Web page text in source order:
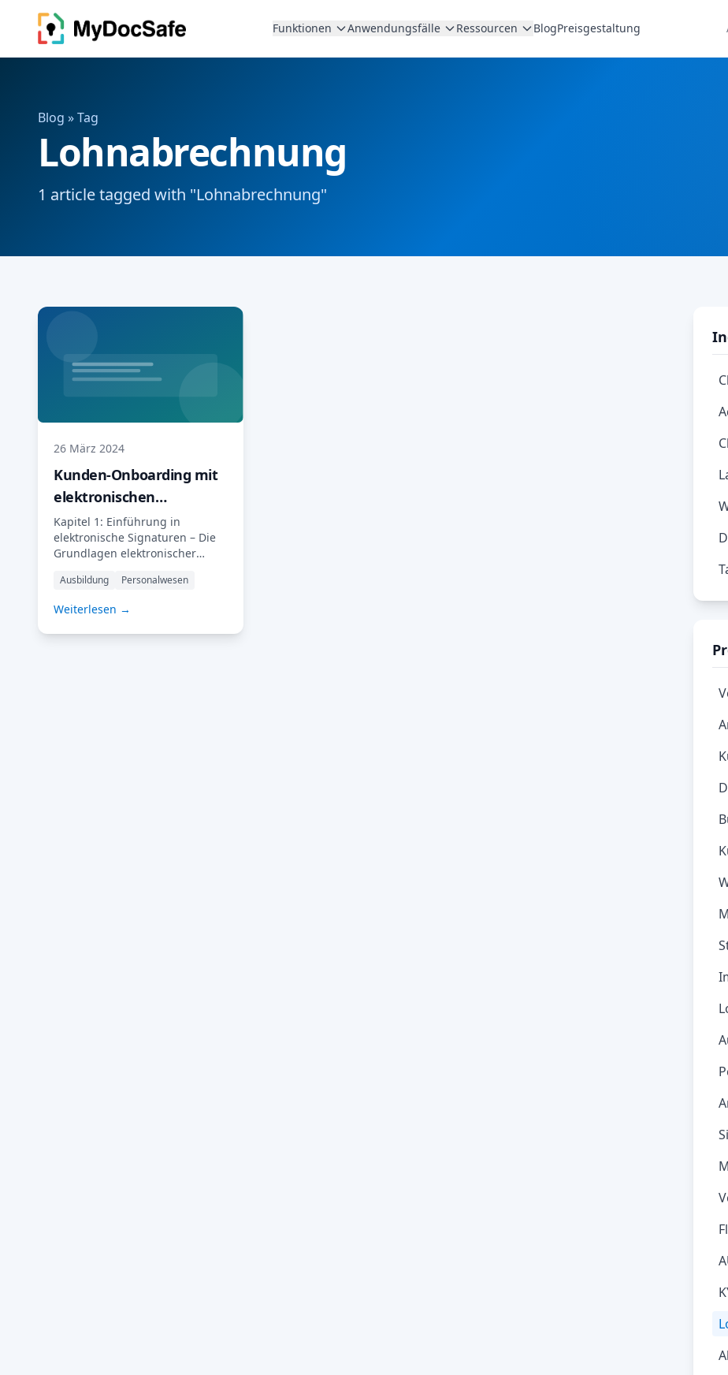
Funktionen Anwendungsfälle Ressourcen BlogPreisgestaltung
Blog » Tag
Lohnabrechnung
1 article tagged with "Lohnabrechnung"
26 März 2024
Kunden-Onboarding mit
elektronischen
Signaturen
Kapitel 1: Einführung in
elektronische Signaturen – Die
Grundlagen elektronischer
heutigen schnelllebigen
Unternehmen ständig nach
Möglichkeiten, ihre Prozesse zu
Ausbildung Personalwesen
Weiterlesen →